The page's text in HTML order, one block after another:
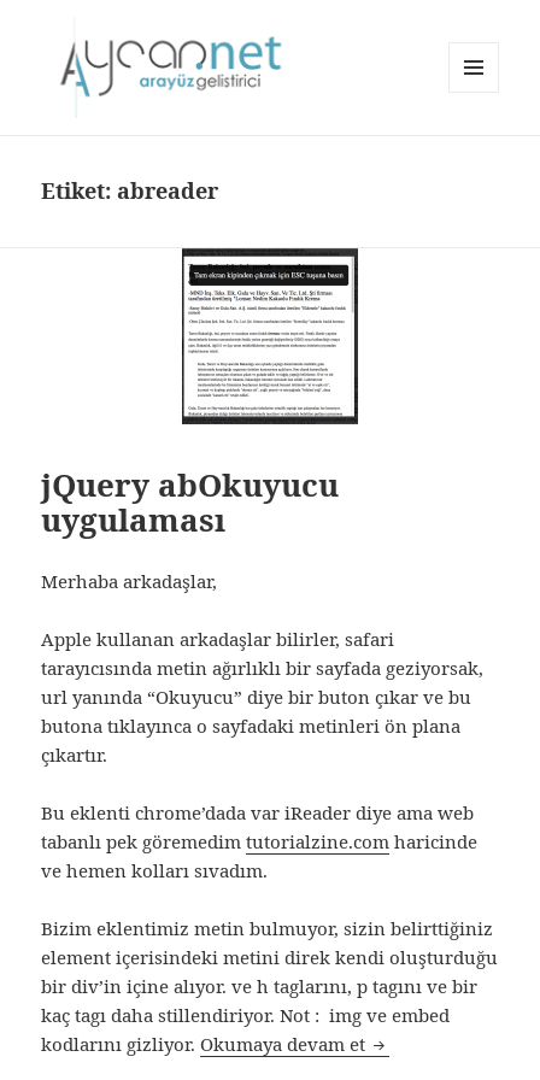
Etiket: abreader
jQuery abOkuyucu
uygulaması
Merhaba arkadaşlar,
Apple kullanan arkadaşlar bilirler, safari
tarayıcısında metin ağırlıklı bir sayfada geziyorsak,
url yanında “Okuyucu” diye bir buton çıkar ve bu
butona tıklayınca o sayfadaki metinleri ön plana
çıkartır.
Bu eklenti chrome’dada var iReader diye ama web
tabanlı pek göremedimtutorialzine.com haricinde
ve hemen kolları sıvadım.
Bizim eklentimiz metin bulmuyor, sizin belirttiğiniz
element içerisindeki metini direk kendi oluşturduğu
bir div’in içine alıyor. ve h taglarını, p tagını ve bir
kaç tagı daha stillendiriyor. Not : img ve embed
kodlarını gizliyor.Okumaya devam et jQuery abOkuyucu